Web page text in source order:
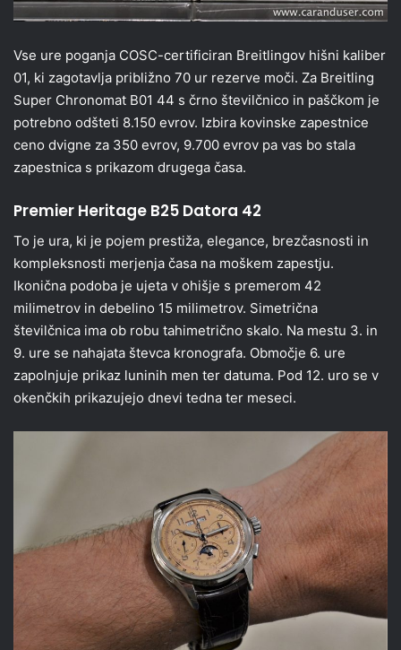
Vse ure poganja COSC-certificiran Breitlingov hišni kaliber
01, ki zagotavlja približno 70 ur rezerve moči. Za Breitling
Super Chronomat B01 44 s črno številčnico in paščkom je
potrebno odšteti 8.150 evrov. Izbira kovinske zapestnice
ceno dvigne za 350 evrov, 9.700 evrov pa vas bo stala
zapestnica s prikazom drugega časa.
Premier Heritage B25 Datora 42
To je ura, ki je pojem prestiža, elegance, brezčasnosti in
kompleksnosti merjenja časa na moškem zapestju.
Ikonična podoba je ujeta v ohišje s premerom 42
milimetrov in debelino 15 milimetrov. Simetrična
številčnica ima ob robu tahimetrično skalo. Na mestu 3. in
9. ure se nahajata števca kronografa. Območje 6. ure
zapolnjuje prikaz luninih men ter datuma. Pod 12. uro se v
okenčkih prikazujejo dnevi tedna ter meseci.